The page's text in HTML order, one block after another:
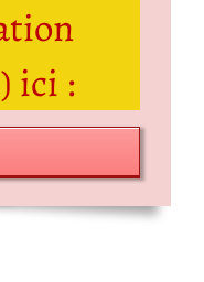
ici :